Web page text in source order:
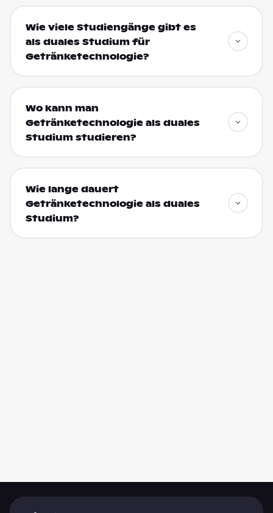
Wie viele Studiengänge gibt es
als duales Studium für
Getränketechnologie?
Wo kann man
Getränketechnologie als duales
Studium studieren?
Wie lange dauert
Getränketechnologie als duales
Studium?